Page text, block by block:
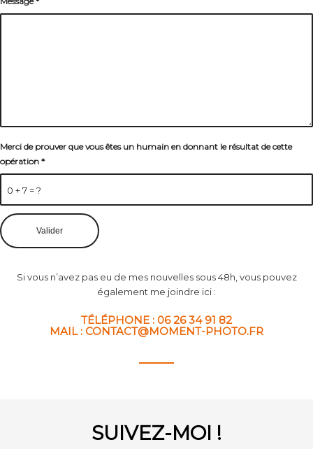
0 + 7 = ?
Merci de prouver que vous êtes un humain en donnant le résultat de cette
opération *
Si vous n’avez pas eu de mes nouvelles sous 48h, vous pouvez
également me joindre ici :
TÉLÉPHONE : 06 26 34 91 82
MAIL : CONTACT@MOMENT-PHOTO.FR
SUIVEZ-MOI !